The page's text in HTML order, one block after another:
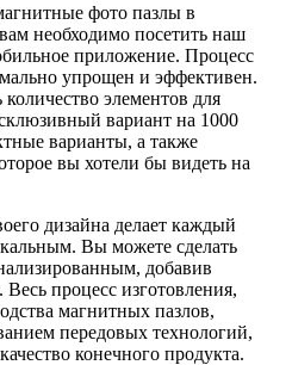
фото пазлы в
необходимо посетить наш
приложение. Процесс
упрощен и эффективен.
элементов для
вариант на 1000
варианты, а также
вы хотели бы видеть на
дизайна делает каждый
Вы можете сделать
добавив
процесс изготовления,
магнитных пазлов,
передовых технологий,
конечного продукта.